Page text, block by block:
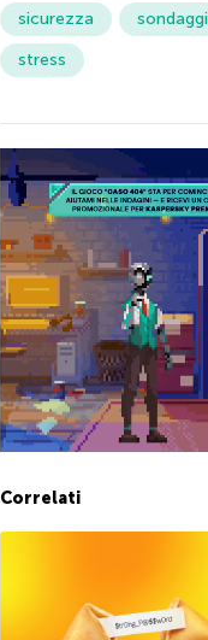
sicurezza
stress
Correlati